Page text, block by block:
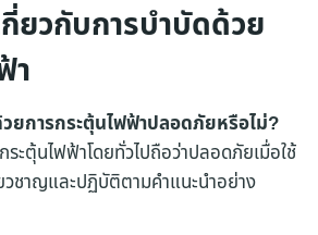
ยวกับการบำบัดด้วย
า
ยการกระตุ้นไฟฟ้าปลอดภัยหรือไม่?
ะตุ้นไฟฟ้าโดยทั่วไปถือว่าปลอดภัยเมื่อใช้
ชาญและปฏิบัติตามคำแนะนำอย่าง